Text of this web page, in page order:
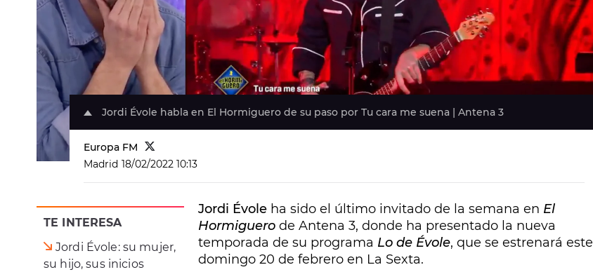
Jordi Évole habla en El Hormiguero de su paso por Tu cara me suena | Antena 3
Europa FM
Madrid 18/02/2022 10:13
TE INTERESA
Jordi Évole: su mujer,
su hijo, sus inicios
Jordi Évole ha sido el último invitado de la semana en El
Hormiguero de Antena 3, donde ha presentado la nueva
temporada de su programa Lo de Évole, que se estrenará este
domingo 20 de febrero en La Sexta.